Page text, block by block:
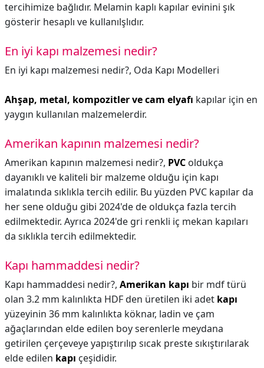
tercihimize bağlıdır. Melamin kaplı kapılar evinini şık
gösterir hesaplı ve kullanılşlıdır.
En iyi kapı malzemesi nedir?
En iyi kapı malzemesi nedir?, Oda Kapı Modelleri
Ahşap, metal, kompozitler ve cam elyafı kapılar için en
yaygın kullanılan malzemelerdir.
Amerikan kapının malzemesi nedir?
Amerikan kapının malzemesi nedir?, PVC oldukça
dayanıklı ve kaliteli bir malzeme olduğu için kapı
imalatında sıklıkla tercih edilir. Bu yüzden PVC kapılar da
her sene olduğu gibi 2024'de de oldukça fazla tercih
edilmektedir. Ayrıca 2024'de gri renkli iç mekan kapıları
da sıklıkla tercih edilmektedir.
Kapı hammaddesi nedir?
Kapı hammaddesi nedir?, Amerikan kapı bir mdf türü
olan 3.2 mm kalınlıkta HDF den üretilen iki adet kapı
yüzeyinin 36 mm kalınlıkta köknar, ladin ve çam
ağaçlarından elde edilen boy serenlerle meydana
getirilen çerçeveye yapıştırılıp sıcak preste sıkıştırılarak
elde edilen kapı çeşididir.